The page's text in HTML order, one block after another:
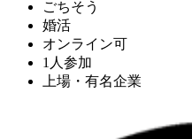
ごちそう
婚活
オンライン可
1人参加
上場・有名企業